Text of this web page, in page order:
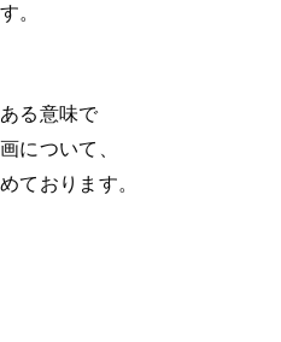
。
る意味で
について、
ております。